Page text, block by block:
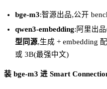
bge-m3:智源出品,公开
qwen3-embedding:阿里出
型同源,生成 + embedding
或 3B(最强中文)
装 bge-m3 进 Smart